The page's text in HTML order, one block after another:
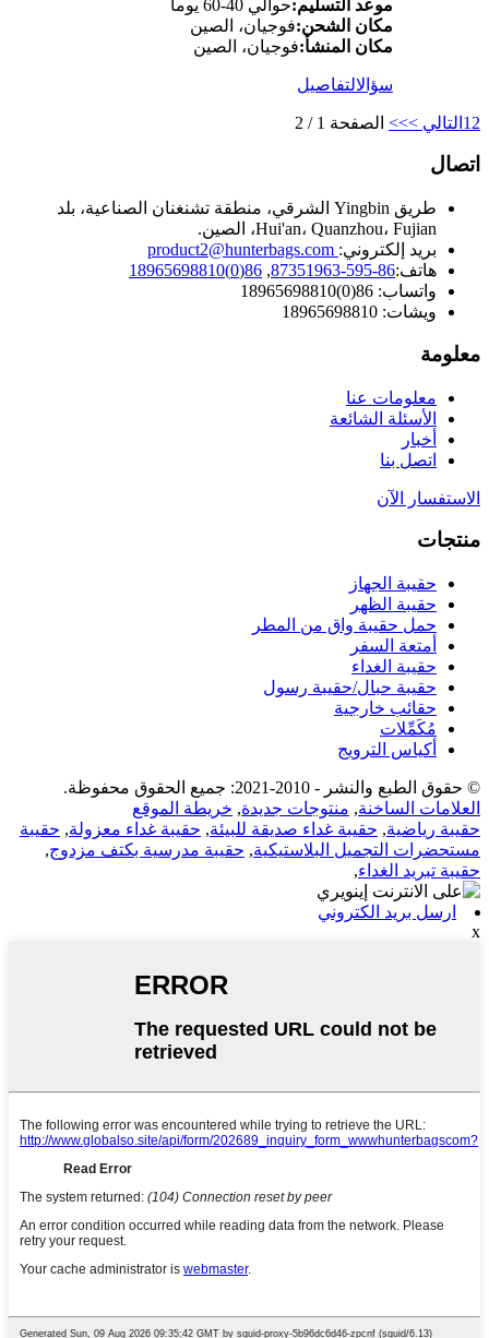
موعد التسليم:حوالي 40-60 يوما
مكان الشحن:فوجيان، الصين
مكان المنشأ:فوجيان، الصين
سؤالالتفاصيل
1 2 التالي >>> الصفحة 1 / 2
اتصال
طريق Yingbin الشرقي، منطقة تشنغنان الصناعية، بلد
Hui'an، Quanzhou، Fujian، الصين.
بريد إلكتروني:
هاتف:86-595-87351963
,
86(0)18965698810
واتساب: 86(0)18965698810
ويشات: 18965698810
معلومة
معلومات عنا
الأسئلة الشائعة
أخبار
اتصل بنا
الاستفسار الآن
منتجات
حقيبة الجهاز
حقيبة الظهر
حمل حقيبة واق من المطر
أمتعة السفر
حقيبة الغداء
حقيبة حبال/حقيبة رسول
حقائب خارجية
مُكَمِّلات
أكياس الترويج
© حقوق الطبع والنشر - 2010-2021: جميع الحقوق محفوظة.
العلامات الساخنة, منتوجات جديدة, خريطة الموقع
حقيبة رياضية, حقيبة غداء صديقة للبيئة, حقيبة غداء معزولة, حقيبة
مستحضرات التجميل البلاستيكية, حقيبة مدرسية بكتف مزدوج,
حقيبة تبريد الغداء,
ارسل بريد الكتروني
x